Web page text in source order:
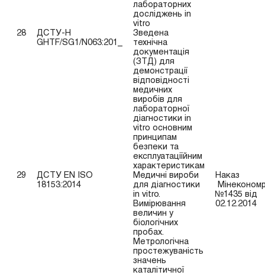
лабораторних
досліджень in
vitro
28
ДСТУ-Н
GHTF/SG1/N063:201_
Зведена
технічна
документація
(ЗТД) для
демонстрації
відповідності
медичних
виробів для
лабораторної
діагностики in
vitro основним
принципам
безпеки та
експлуатаціїйним
характеристикам
29
ДСТУ EN ISO
18153:2014
Медичні вироби
для діагностики
in vitro.
Вимірювання
величин у
біологічних
пробах.
Метрологічна
простежуваність
значень
каталітичної
Наказ
№1435 від
02.12.2014